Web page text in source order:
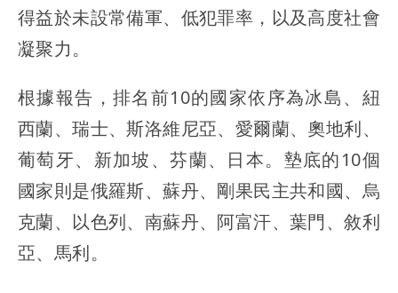
得益於未設常備軍、低犯罪率，以及高度社會
凝聚力。
根據報告，排名前10的國家依序為冰島、紐
西蘭、瑞士、斯洛維尼亞、愛爾蘭、奧地利、
葡萄牙、新加坡、芬蘭、日本。墊底的10個
國家則是俄羅斯、蘇丹、剛果民主共和國、烏
克蘭、以色列、南蘇丹、阿富汗、葉門、敘利
亞、馬利。